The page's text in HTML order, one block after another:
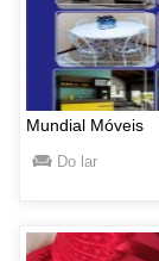
Mundial Móveis
Do lar